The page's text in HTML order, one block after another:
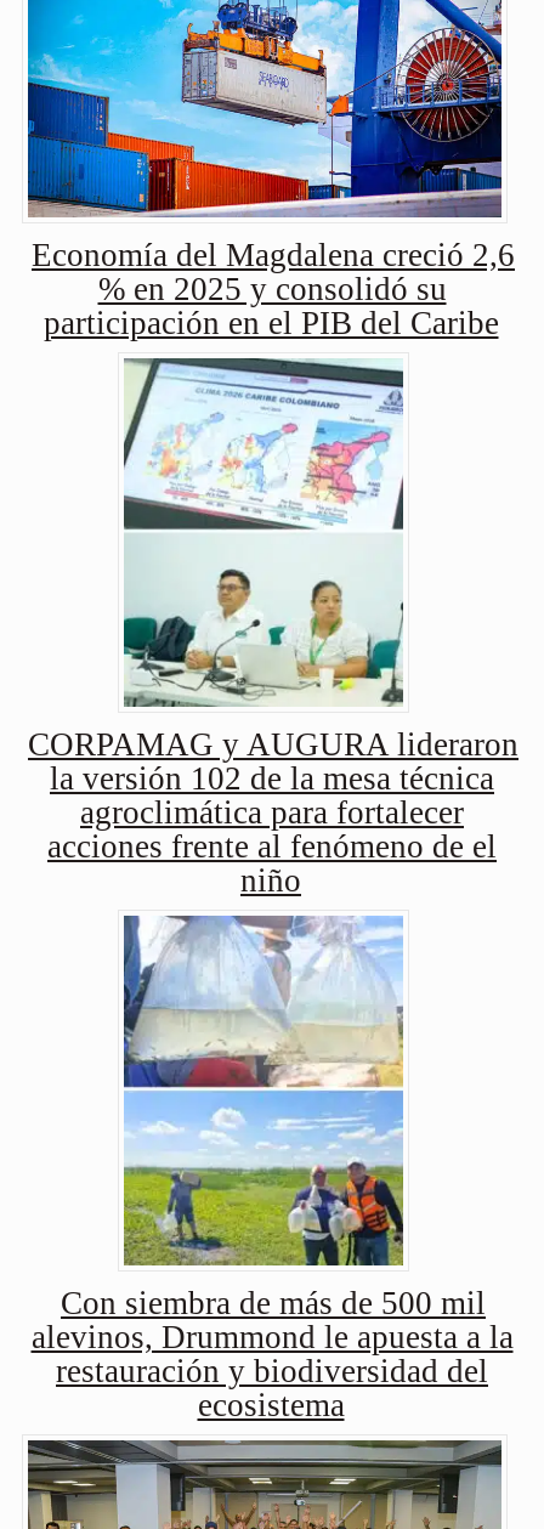
Economía del Magdalena creció 2,6
% en 2025 y consolidó su
participación en el PIB del Caribe
CORPAMAG y AUGURA lideraron
la versión 102 de la mesa técnica
agroclimática para fortalecer
acciones frente al fenómeno de el
niño
Con siembra de más de 500 mil
alevinos, Drummond le apuesta a la
restauración y biodiversidad del
ecosistema